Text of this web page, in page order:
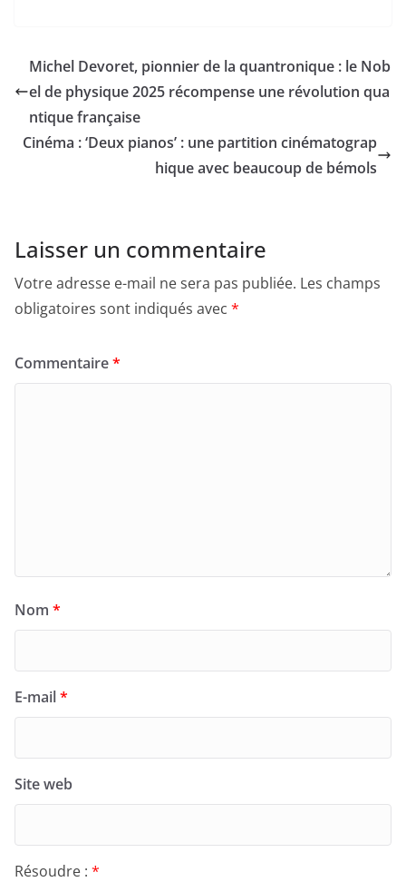
Michel Devoret, pionnier de la quantronique : le Nob
el de physique 2025 récompense une révolution qua
ntique française
Cinéma : ‘Deux pianos’ : une partition cinématograp
hique avec beaucoup de bémols
Laisser un commentaire
Votre adresse e-mail ne sera pas publiée. Les champs
obligatoires sont indiqués avec *
Commentaire*
Nom *
E-mail*
Site web
Résoudre : *